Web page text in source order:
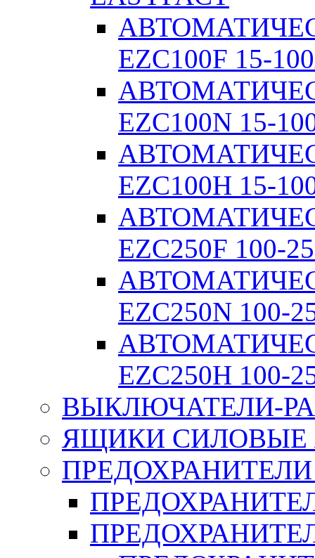
EZC100F 15-
EZC100N 15-
EZC100H 15-
EZC250F 100-
EZC250N 100-
EZC250H 100-
ВЫКЛЮЧАТЕЛИ-
ЯЩИКИ СИЛОВЫЕ